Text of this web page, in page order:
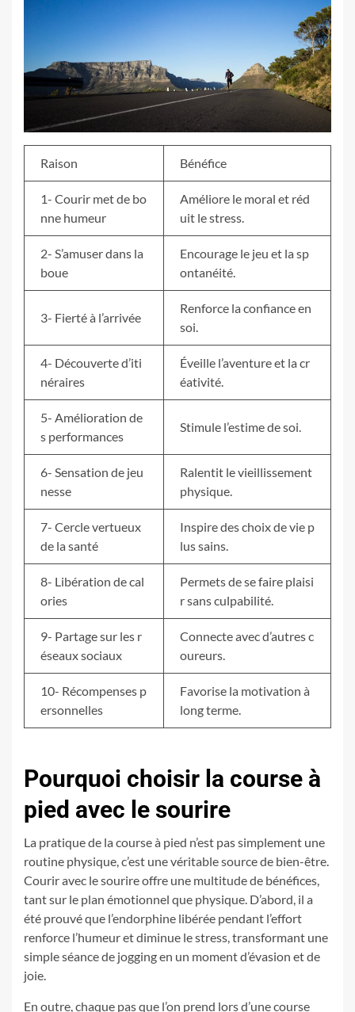
Raison Bénéfice
1- Courir met de bo
nne humeur
Améliore le moral et réd
uit le stress.
2- S’amuser dans la
boue
Encourage le jeu et la sp
ontanéité.
3- Fierté à l’arrivée
Renforce la confiance en
soi.
4- Découverte d’iti
néraires
Éveille l’aventure et la cr
éativité.
5- Amélioration de
s performances
Stimule l’estime de soi.
6- Sensation de jeu
nesse
Ralentit le vieillissement
physique.
7- Cercle vertueux
de la santé
Inspire des choix de vie p
lus sains.
8- Libération de cal
ories
Permets de se faire plaisi
r sans culpabilité.
9- Partage sur les r
éseaux sociaux
Connecte avec d’autres c
oureurs.
10- Récompenses p
ersonnelles
Favorise la motivation à
long terme.
Pourquoi choisir la course à
pied avec le sourire
La pratique de la course à pied n’est pas simplement une
routine physique, c’est une véritable source de bien-être.
Courir avec le sourire offre une multitude de bénéfices,
tant sur le plan émotionnel que physique. D’abord, il a
été prouvé que l’endorphine libérée pendant l’effort
renforce l’humeur et diminue le stress, transformant une
simple séance de jogging en un moment d’évasion et de
joie.
En outre, chaque pas que l’on prend lors d’une course